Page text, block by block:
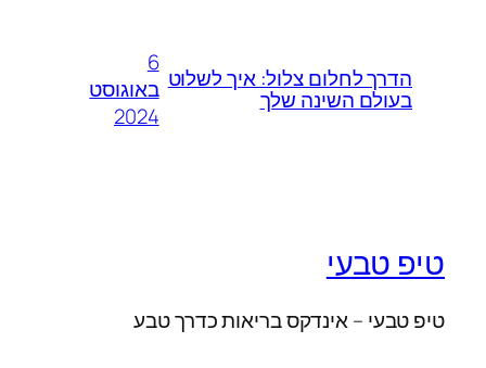
הדרך לחלום צלול: איך לשלוט
בעולם השינה שלך
6
באוגוסט
2024
טיפ טבעי
טיפ טבעי – אינדקס בריאות כדרך טבע